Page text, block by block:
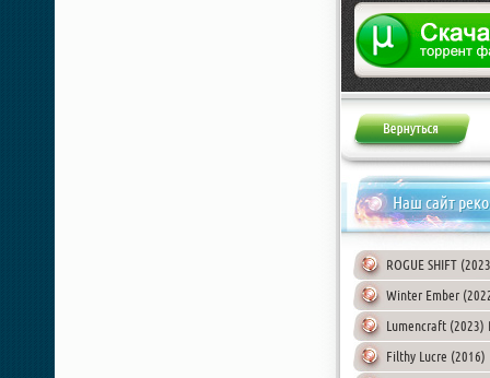
Жалоба
Наш сайт
ROGUE SHIFT
Winter Ember
Lumencraft (2023)
Filthy Lucre (2016)